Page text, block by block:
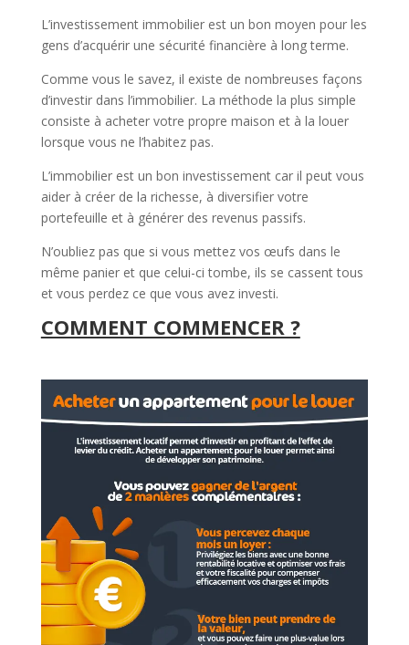
L’investissement immobilier est un bon moyen pour les
gens d’acquérir une sécurité financière à long terme.
Comme vous le savez, il existe de nombreuses façons
d’investir dans l’immobilier. La méthode la plus simple
consiste à acheter votre propre maison et à la louer
lorsque vous ne l’habitez pas.
L’immobilier est un bon investissement car il peut vous
aider à créer de la richesse, à diversifier votre
portefeuille et à générer des revenus passifs.
N’oubliez pas que si vous mettez vos œufs dans le
même panier et que celui-ci tombe, ils se cassent tous
et vous perdez ce que vous avez investi.
COMMENT COMMENCER ?